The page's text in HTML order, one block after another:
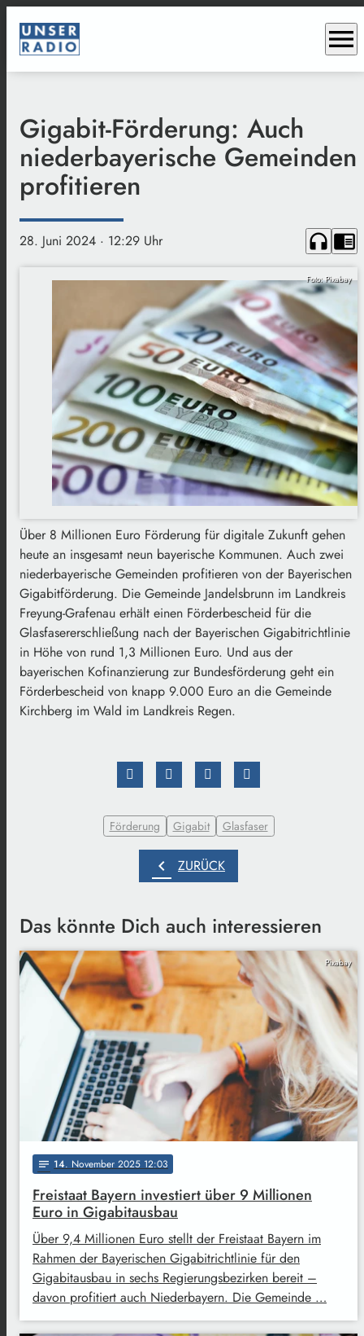
menu
Gigabit-Förderung: Auch
niederbayerische Gemeinden
profitieren
28. Juni 2024 · 12:29 Uhr headphones chrome_reader_mode
Foto: Pixabay
Über 8 Millionen Euro Förderung für digitale Zukunft gehen
heute an insgesamt neun bayerische Kommunen. Auch zwei
niederbayerische Gemeinden profitieren von der Bayerischen
Gigabitförderung. Die Gemeinde Jandelsbrunn im Landkreis
Freyung-Grafenau erhält einen Förderbescheid für die
Glasfasererschließung nach der Bayerischen Gigabitrichtlinie
in Höhe von rund 1,3 Millionen Euro. Und aus der
bayerischen Kofinanzierung zur Bundesförderung geht ein
Förderbescheid von knapp 9.000 Euro an die Gemeinde
Kirchberg im Wald im Landkreis Regen.
Förderung Gigabit Glasfaser
chevron_left ZURÜCK
Das könnte Dich auch interessieren
Pixabay
notes 14. November 2025 12:03
Freistaat Bayern investiert über 9 Millionen
Euro in Gigabitausbau
Über 9,4 Millionen Euro stellt der Freistaat Bayern im
Rahmen der Bayerischen Gigabitrichtlinie für den
Gigabitausbau in sechs Regierungsbezirken bereit –
davon profitiert auch Niederbayern. Die Gemeinde …